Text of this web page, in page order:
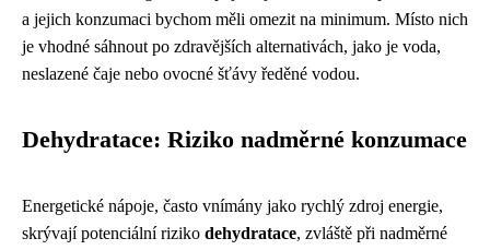
a jejich konzumaci bychom měli omezit na minimum. Místo nich
je vhodné sáhnout po zdravějších alternativách, jako je voda,
neslazené čaje nebo ovocné šťávy ředěné vodou.
Dehydratace: Riziko nadměrné konzumace
Energetické nápoje, často vnímány jako rychlý zdroj energie,
skrývají potenciální riziko dehydratace, zvláště při nadměrné